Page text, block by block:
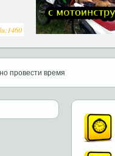
провести время